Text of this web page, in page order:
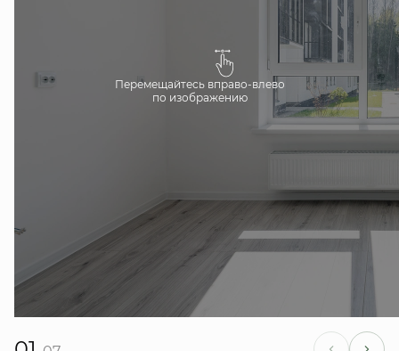
Перемещайтесь вправо-влево
по изображению